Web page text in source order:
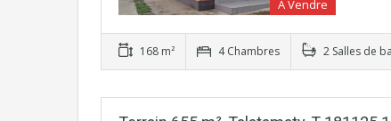
A Vendre
168 m² 4 Chambres 2 Salles de